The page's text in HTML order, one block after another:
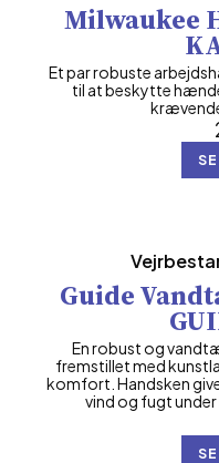
Milwaukee
Et par robuste
til at beskytte
Guide
En robust og
fremstillet med
komfort. Handsken
vind og fugt